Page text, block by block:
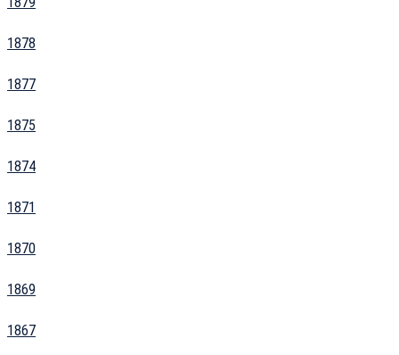
1878
1877
1875
1874
1871
1870
1869
1867